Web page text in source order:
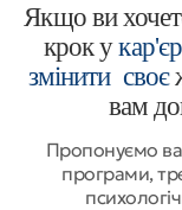
Якщо ви
крок у
змінити своє
вам
​Пропонуємо
програми,